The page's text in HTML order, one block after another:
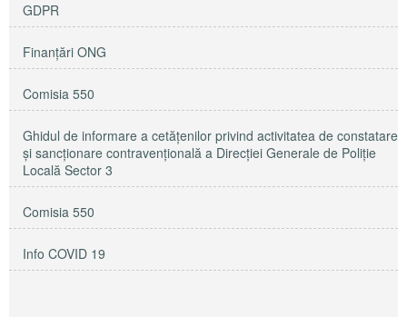
GDPR
Finanțări ONG
Comisia 550
Ghidul de informare a cetățenilor privind activitatea de constatare
și sancționare contravențională a Direcției Generale de Poliție
Locală Sector 3
Comisia 550
Info COVID 19